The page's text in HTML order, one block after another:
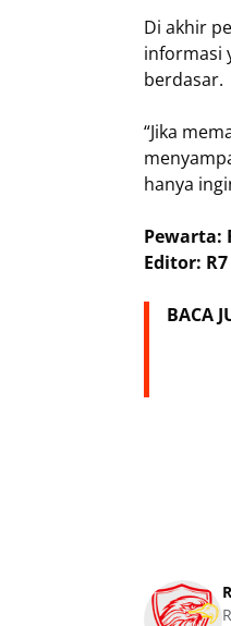
Di akhir
informasi
berdasar.
“Jika
hanya
Pewarta:
Editor: R7
BACA